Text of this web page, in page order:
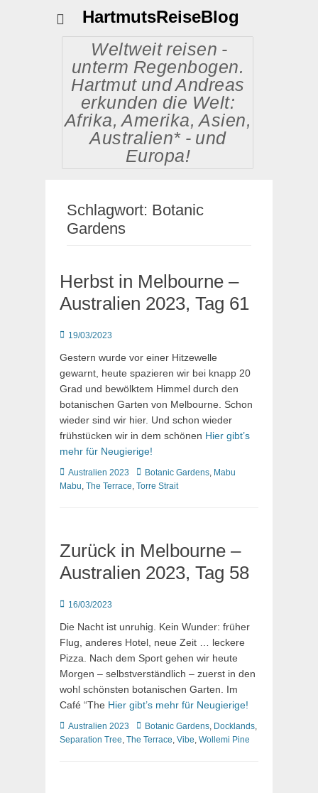
HartmutsReiseBlog
Weltweit reisen -
unterm Regenbogen.
Hartmut und Andreas
erkunden die Welt:
Afrika, Amerika, Asien,
Australien* - und
Europa!
Schlagwort: Botanic
Gardens
Herbst in Melbourne –
Australien 2023, Tag 61
Posted
19/03/2023
Gestern wurde vor einer Hitzewelle
gewarnt, heute spazieren wir bei knapp 20
Grad und bewölktem Himmel durch den
botanischen Garten von Melbourne. Schon
wieder sind wir hier. Und schon wieder
frühstücken wir in dem schönen Hier gibt’s
mehr für Neugierige!
Kategorien
Australien 2023 Schlagworte
Botanic Gardens, Mabu
Mabu, The Terrace, Torre Strait
Zurück in Melbourne –
Australien 2023, Tag 58
Posted
16/03/2023
Die Nacht ist unruhig. Kein Wunder: früher
Flug, anderes Hotel, neue Zeit … leckere
Pizza. Nach dem Sport gehen wir heute
Morgen – selbstverständlich – zuerst in den
wohl schönsten botanischen Garten. Im
Café “The Hier gibt’s mehr für Neugierige!
Kategorien
Australien 2023 Schlagworte
Botanic Gardens, Docklands,
Separation Tree, The Terrace, Vibe, Wollemi Pine